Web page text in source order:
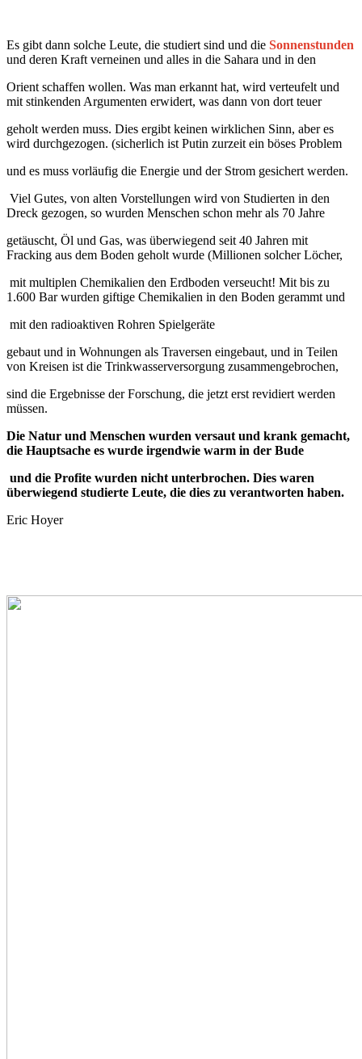
Es gibt dann solche Leute, die studiert sind und die Sonnenstunden
und deren Kraft verneinen und alles in die Sahara und in den
Orient schaffen wollen. Was man erkannt hat, wird verteufelt und
mit stinkenden Argumenten erwidert, was dann von dort teuer
geholt werden muss. Dies ergibt keinen wirklichen Sinn, aber es
wird durchgezogen. (sicherlich ist Putin zurzeit ein böses Problem
und es muss vorläufig die Energie und der Strom gesichert werden.
Viel Gutes, von alten Vorstellungen wird von Studierten in den
Dreck gezogen, so wurden Menschen schon mehr als 70 Jahre
getäuscht, Öl und Gas, was überwiegend seit 40 Jahren mit
Fracking aus dem Boden geholt wurde (Millionen solcher Löcher,
mit multiplen Chemikalien den Erdboden verseucht! Mit bis zu
1.600 Bar wurden giftige Chemikalien in den Boden gerammt und
mit den radioaktiven Rohren Spielgeräte
gebaut und in Wohnungen als Traversen eingebaut, und in Teilen
von Kreisen ist die Trinkwasserversorgung zusammengebrochen,
sind die Ergebnisse der Forschung, die jetzt erst revidiert werden
müssen.
Die Natur und Menschen wurden versaut und krank gemacht,
die Hauptsache es wurde irgendwie warm in der Bude
und die Profite wurden nicht unterbrochen. Dies waren
überwiegend studierte Leute, die dies zu verantworten haben.
Eric Hoyer